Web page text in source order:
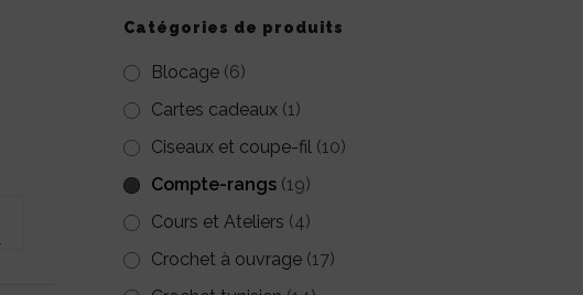
Catégories de produits
Blocage (6)
Cartes cadeaux (1)
Ciseaux et coupe-fil (10)
Compte-rangs (19)
Cours et Ateliers (4)
Crochet à ouvrage (17)